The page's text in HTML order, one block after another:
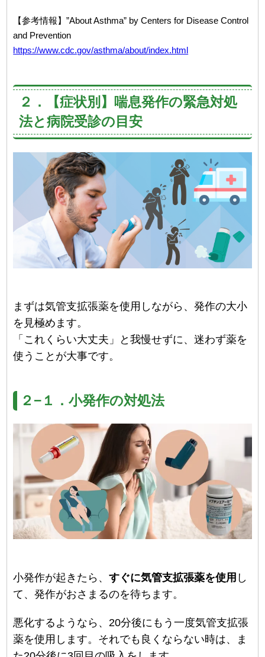
【参考情報】”About Asthma” by Centers for Disease Control
and Prevention
https://www.cdc.gov/asthma/about/index.html
２．【症状別】喘息発作の緊急対処
法と病院受診の目安
まずは気管支拡張薬を使用しながら、発作の大小
を見極めます。
「これくらい大丈夫」と我慢せずに、迷わず薬を
使うことが大事です。
２−１．小発作の対処法
小発作が起きたら、すぐに気管支拡張薬を使用 し
て、発作がおさまるのを待ちます。
悪化するようなら、20分後にもう一度気管支拡張
薬を使用します。それでも良くならない時は、ま